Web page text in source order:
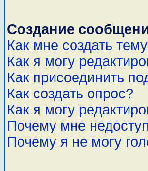
Создание
Как мне создать
Как я могу
Как присоединить
Как создать опрос?
Как я могу
Почему мне
Почему я не могу